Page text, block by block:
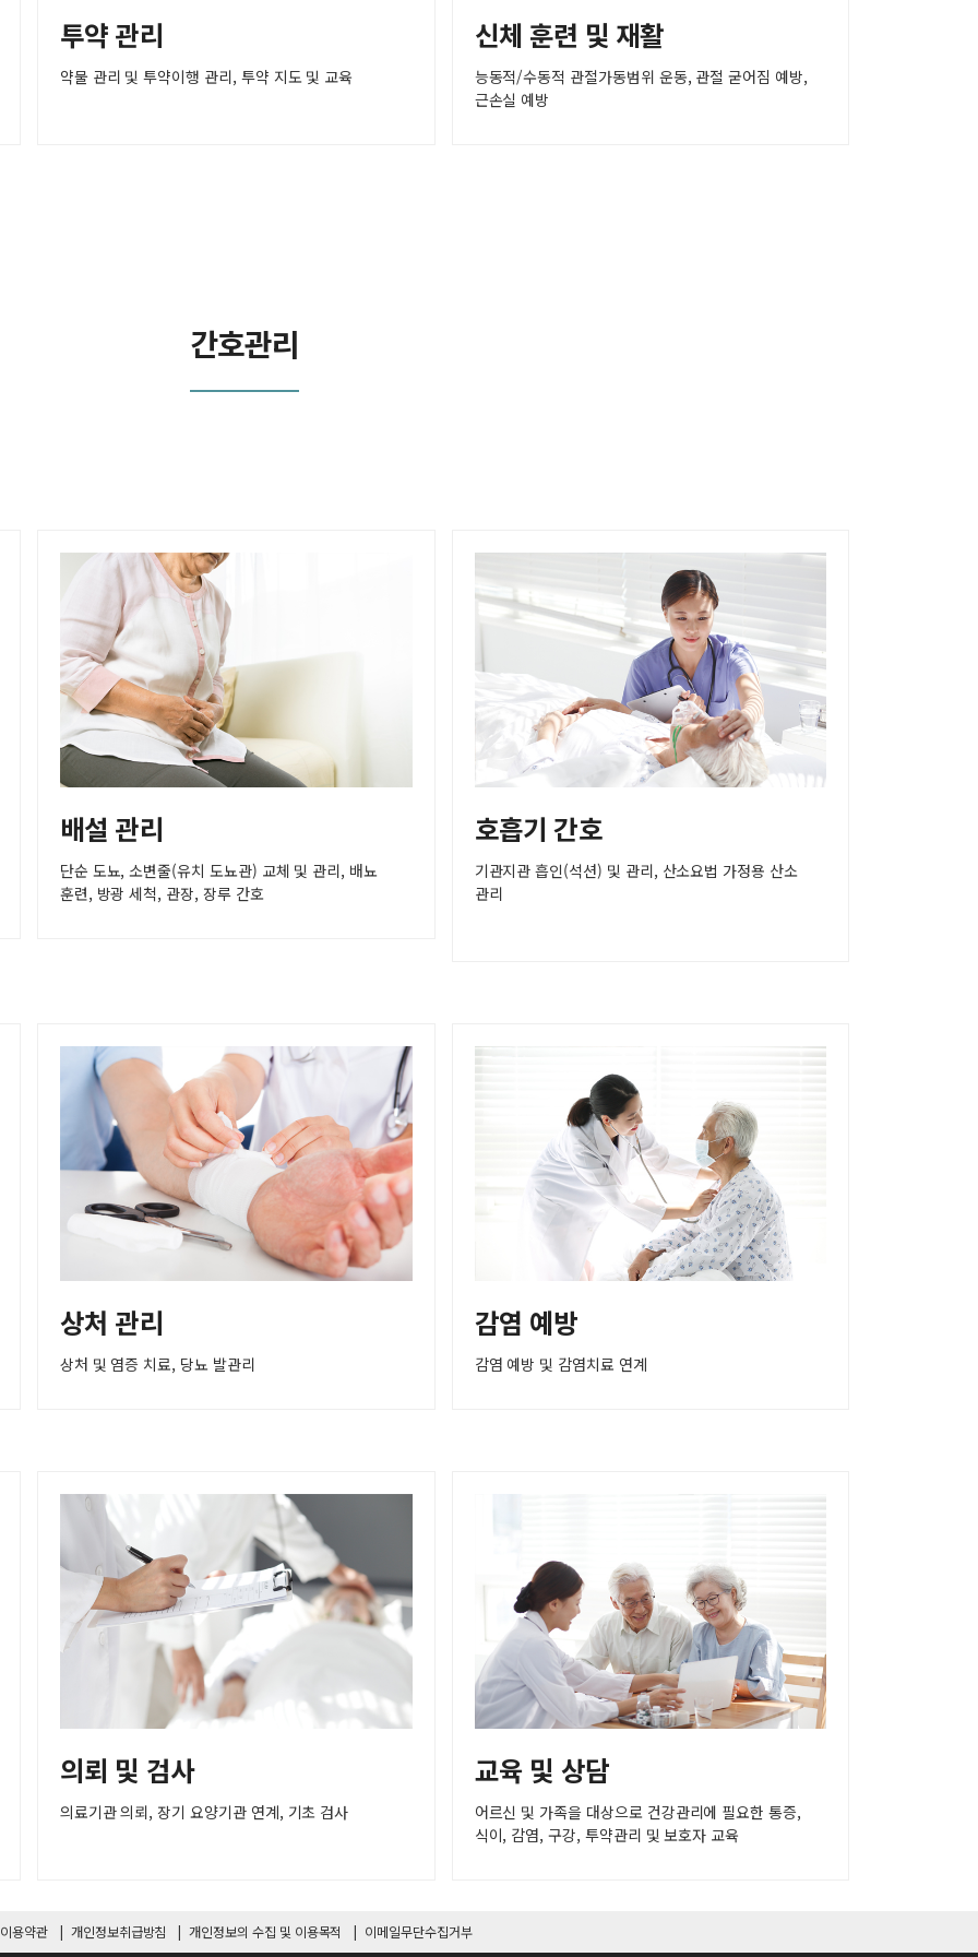
투약 관리
약물 관리 및 투약이행 관리, 투약 지도 및 교육
신체 훈련 및 재활
능동적/수동적 관절가동범위 운동, 관절 굳어짐 예방,
근손실 예방
간호관리
배설 관리
단순 도뇨, 소변줄(유치 도뇨관) 교체 및 관리, 배뇨
훈련, 방광 세척, 관장, 장루 간호
호흡기 간호
기관지관 흡인(석션) 및 관리, 산소요법 가정용 산소
관리
상처 관리
상처 및 염증 치료, 당뇨 발관리
감염 예방
감염 예방 및 감염치료 연계
의뢰 및 검사
의료기관 의뢰, 장기 요양기관 연계, 기초 검사
교육 및 상담
어르신 및 가족을 대상으로 건강관리에 필요한 통증,
식이, 감염, 구강, 투약관리 및 보호자 교육
이용약관 개인정보취급방침 개인정보의 수집 및 이용목적 이메일무단수집거부